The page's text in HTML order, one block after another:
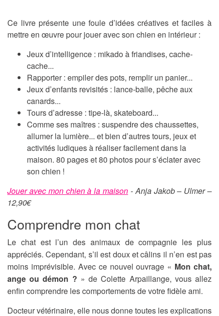
Ce livre présente une foule d’idées créatives et faciles à
mettre en œuvre pour jouer avec son chien en intérieur :
Jeux d’intelligence : mikado à friandises, cache-
cache...
Rapporter : empiler des pots, remplir un panier...
Jeux d’enfants revisités : lance-balle, pêche aux
canards...
Tours d’adresse : tipe-là, skateboard...
Comme ses maîtres : suspendre des chaussettes,
allumer la lumière... et bien d’autres tours, jeux et
activités ludiques à réaliser facilement dans la
maison. 80 pages et 80 photos pour s’éclater avec
son chien !
Jouer avec mon chien à la maison - Anja Jakob – Ulmer –
12,90€
Comprendre mon chat
Le chat est l’un des animaux de compagnie les plus
appréciés. Cependant, s’il est doux et câlins il n’en est pas
moins imprévisible. Avec ce nouvel ouvrage « Mon chat,
ange ou démon ? » de Colette Arpaillange, vous allez
enfin comprendre les comportements de votre fidèle ami.
Docteur vétérinaire, elle nous donne toutes les explications